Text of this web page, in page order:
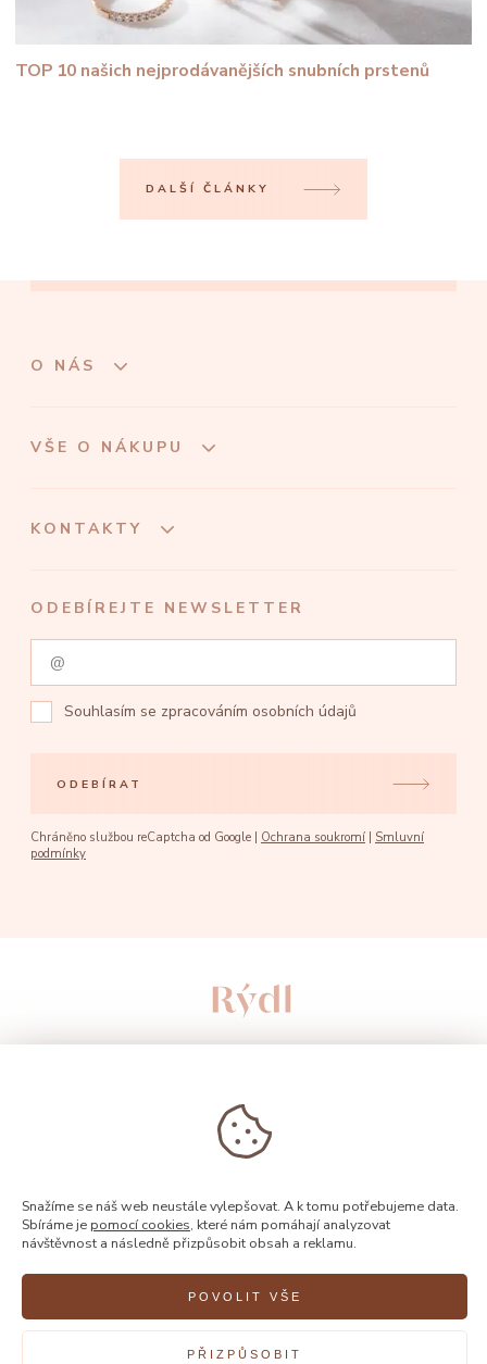
TOP 10 našich nejprodávanějších snubních prstenů
DALŠÍ ČLÁNKY
O NÁS
VŠE O NÁKUPU
KONTAKTY
ODEBÍREJTE NEWSLETTER
Souhlasím se zpracováním osobních údajů
ODEBÍRAT
Chráněno službou reCaptcha od Google | Ochrana soukromí
Smluvní
podmínky
© 2026, Rýdl
Vytvořilo FEO
Snažíme se náš web neustále vylepšovat. A k tomu potřebujeme data.
Sbíráme je pomocí cookies, které nám pomáhají analyzovat
návštěvnost a následně přizpůsobit obsah a reklamu.
PŘIZPŮSOBIT
POVOLIT VŠE